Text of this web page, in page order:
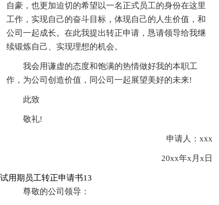
自豪，也更加迫切的希望以一名正式员工的身份在这里
工作，实现自己的奋斗目标，体现自己的人生价值，和
公司一起成长。在此我提出转正申请，恳请领导给我继
续锻炼自己、实现理想的机会。
我会用谦虚的态度和饱满的热情做好我的本职工
作，为公司创造价值，同公司一起展望美好的未来!
此致
敬礼!
申请人：xxx
20xx年x月x日
试用期员工转正申请书13
尊敬的公司领导：